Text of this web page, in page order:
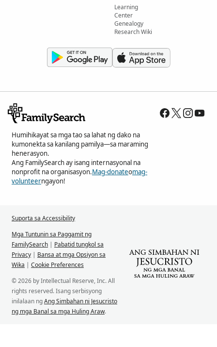
Learning
Center
Genealogy
Research Wiki
Humihikayat sa mga tao sa lahat ng dako na
kumonekta sa kanilang pamilya—sa maraming
henerasyon.
Ang FamilySearch ay isang internasyonal na
nonprofit na organisasyon.Mag-donateomag-
volunteerngayon!
Suporta sa Accessibility
Mga Tuntunin sa Paggamit ng
FamilySearch | Pabatid tungkol sa
Privacy | Bansa at mga Opsiyon sa
Wika | Cookie Preferences
© 2026 by Intellectual Reserve, Inc. All
rights reserved. Isang serbisyong
inilalaan ngAng Simbahan ni Jesucristo
ng mga Banal sa mga Huling Araw.